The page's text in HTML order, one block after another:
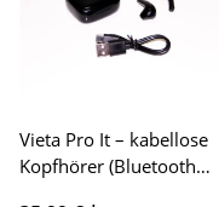
Vieta Pro It – kabellose
Kopfhörer (Bluetooth